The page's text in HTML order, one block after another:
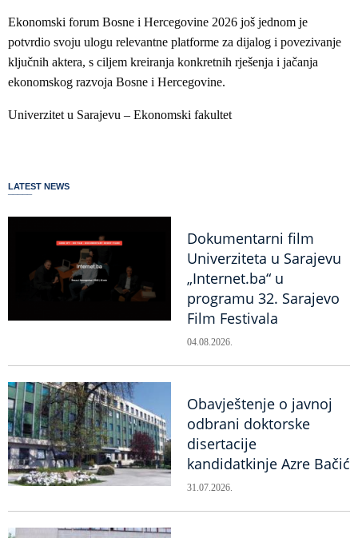
Ekonomski forum Bosne i Hercegovine 2026 još jednom je
potvrdio svoju ulogu relevantne platforme za dijalog i povezivanje
ključnih aktera, s ciljem kreiranja konkretnih rješenja i jačanja
ekonomskog razvoja Bosne i Hercegovine.
Univerzitet u Sarajevu – Ekonomski fakultet
LATEST NEWS
Dokumentarni film
Univerziteta u Sarajevu
„Internet.ba“ u
programu 32. Sarajevo
Film Festivala
04.08.2026.
Obavještenje o javnoj
odbrani doktorske
disertacije
kandidatkinje Azre Bačić
31.07.2026.